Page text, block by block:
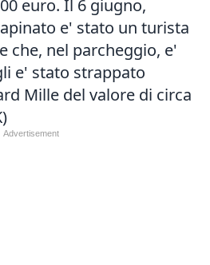
euro. Il 6 giugno,
e' stato un turista
che, nel parcheggio, e'
e' stato strappato
Mille del valore di circa